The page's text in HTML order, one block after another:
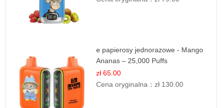
e papierosy jednorazowe - Mango
Ananas – 25,000 Puffs
zł 65.00
Cena oryginalna：zł 130.00